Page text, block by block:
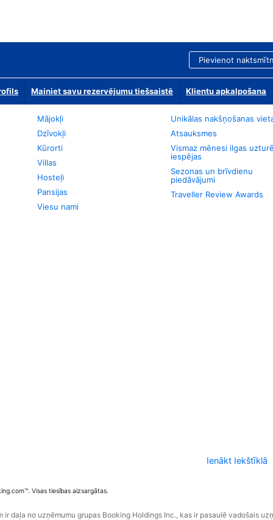
Pievienot
Mainiet savu rezervējumu tiešsaistē Klientu apkalpošana
Mājokļi
Dzīvokļi
Kūrorti
Villas
Hosteļi
Pansijas
Viesu nami
Unikālas nakšņošanas
Atsauksmes
Vismaz mēnesi ilgas
iespējas
Sezonas un brīvdienu
piedāvājumi
Traveller Review Awards
Ienākt Iekštīklā
Visas tiesības aizsargātas.
ir daļa no uzņēmumu grupas Booking Holdings Inc., kas ir pasaulē vadošais